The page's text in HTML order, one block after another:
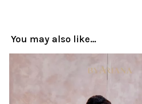
You may also like…